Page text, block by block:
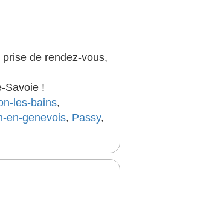
de rendez-vous,
Savoie !
les-bains,
en-genevois, Passy,